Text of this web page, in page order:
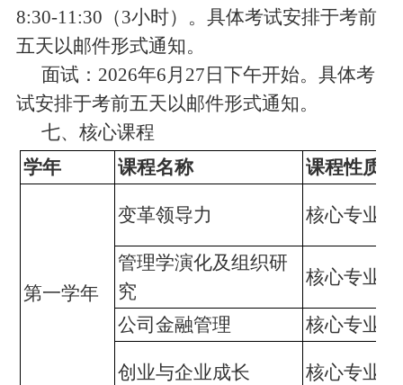
8:30-11:30 （3小时）。具体考试安排于考前
五天以邮件形式通知。
面试： 2026年6 月 27 日下午开始。具体考
试安排于考前五天以邮件形式通知。
七、核心课程
学年
课程名称 课程性质
第一学年
变革领导力 核心专业课
管理学演化及组织研
究
核心专业课
公司金融管理 核心专业课
创业与企业成长 核心专业课